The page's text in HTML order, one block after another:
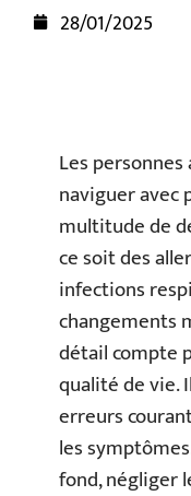
28/01/2025
Les
naviguer avec
multitude de
ce soit des
infections
changements
détail compte
qualité de vie.
erreurs
les
fond, négliger